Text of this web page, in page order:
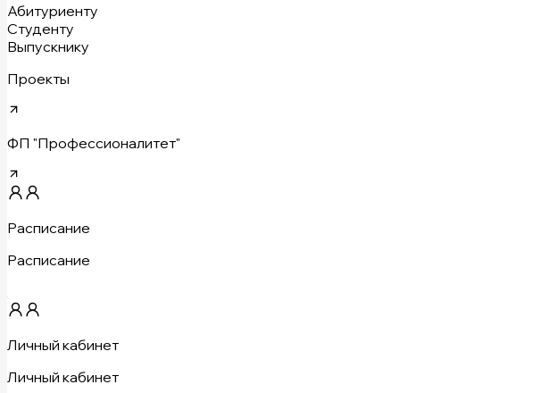
Абитуриенту
Студенту
Выпускнику
Проекты
ФП "Профессионалитет"
Расписание
Расписание
Личный кабинет
Личный кабинет